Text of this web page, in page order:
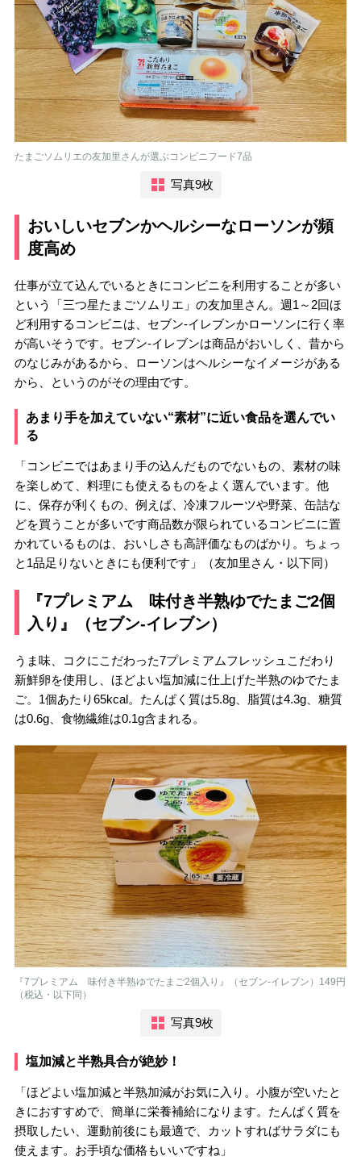
たまごソムリエの友加里さんが選ぶコンビニフード7品
写真9枚
おいしいセブンかヘルシーなローソンが頻
度高め
仕事が立て込んでいるときにコンビニを利用することが多い
という「三つ星たまごソムリエ」の友加里さん。週1～2回ほ
ど利用するコンビニは、セブン-イレブンかローソンに行く率
が高いそうです。セブン-イレブンは商品がおいしく、昔から
のなじみがあるから、ローソンはヘルシーなイメージがある
から、というのがその理由です。
あまり手を加えていない“素材”に近い食品を選んでい
る
「コンビニではあまり手の込んだものでないもの、素材の味
を楽しめて、料理にも使えるものをよく選んでいます。他
に、保存が利くもの、例えば、冷凍フルーツや野菜、缶詰な
どを買うことが多いです商品数が限られているコンビニに置
かれているものは、おいしさも高評価なものばかり。ちょっ
と1品足りないときにも便利です」（友加里さん・以下同）
『7プレミアム 味付き半熟ゆでたまご2個
入り』（セブン-イレブン）
うま味、コクにこだわった7プレミアムフレッシュこだわり
新鮮卵を使用し、ほどよい塩加減に仕上げた半熟のゆでたま
ご。1個あたり65kcal。たんぱく質は5.8g、脂質は4.3g、糖質
は0.6g、食物繊維は0.1g含まれる。
『7プレミアム 味付き半熟ゆでたまご2個入り』（セブン-イレブン）149円
（税込・以下同）
写真9枚
塩加減と半熟具合が絶妙！
「ほどよい塩加減と半熟加減がお気に入り。小腹が空いたと
きにおすすめで、簡単に栄養補給になります。たんぱく質を
摂取したい、運動前後にも最適で、カットすればサラダにも
使えます。お手頃な価格もいいですね」